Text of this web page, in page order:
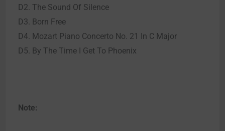
D2. The Sound Of Silence
D3. Born Free
D4. Mozart Piano Concerto No. 21 In C Major
D5. By The Time I Get To Phoenix
Note: